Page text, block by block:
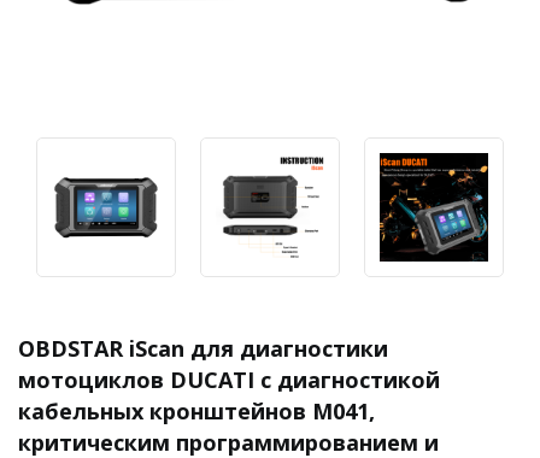
OBDSTAR iScan для диагностики
мотоциклов DUCATI с диагностикой
кабельных кронштейнов M041,
критическим программированием и